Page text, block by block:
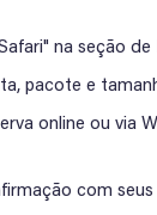
na seção de
pacote e
online ou via
com